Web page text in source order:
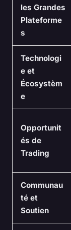
les Grandes
Plateforme
s
Technologi
e et
Écosystèm
e
Opportunit
és de
Trading
Communau
té et
Soutien